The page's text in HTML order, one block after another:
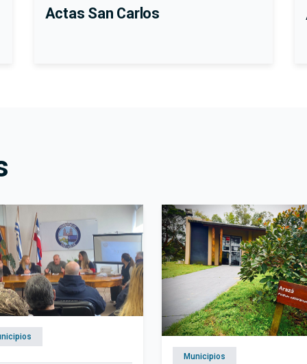
Actas San Carlos
Municipios